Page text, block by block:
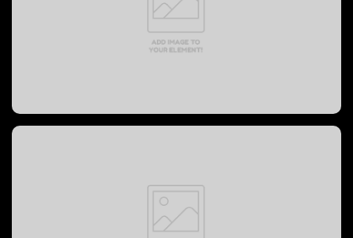
PREVOST BUS, 1999 год
PREVOST BUS, 2004 год